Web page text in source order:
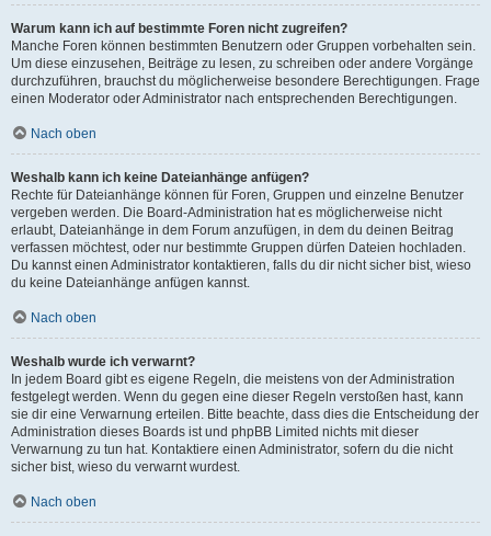
Warum kann ich auf bestimmte Foren nicht zugreifen?
Manche Foren können bestimmten Benutzern oder Gruppen vorbehalten sein.
Um diese einzusehen, Beiträge zu lesen, zu schreiben oder andere Vorgänge
durchzuführen, brauchst du möglicherweise besondere Berechtigungen. Frage
einen Moderator oder Administrator nach entsprechenden Berechtigungen.
Nach oben
Weshalb kann ich keine Dateianhänge anfügen?
Rechte für Dateianhänge können für Foren, Gruppen und einzelne Benutzer
vergeben werden. Die Board-Administration hat es möglicherweise nicht
erlaubt, Dateianhänge in dem Forum anzufügen, in dem du deinen Beitrag
verfassen möchtest, oder nur bestimmte Gruppen dürfen Dateien hochladen.
Du kannst einen Administrator kontaktieren, falls du dir nicht sicher bist, wieso
du keine Dateianhänge anfügen kannst.
Nach oben
Weshalb wurde ich verwarnt?
In jedem Board gibt es eigene Regeln, die meistens von der Administration
festgelegt werden. Wenn du gegen eine dieser Regeln verstoßen hast, kann
sie dir eine Verwarnung erteilen. Bitte beachte, dass dies die Entscheidung der
Administration dieses Boards ist und phpBB Limited nichts mit dieser
Verwarnung zu tun hat. Kontaktiere einen Administrator, sofern du die nicht
sicher bist, wieso du verwarnt wurdest.
Nach oben